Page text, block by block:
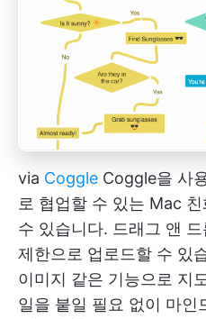
via Coggle Coggle을 사
로 협업할 수 있는 Mac
수 있습니다. 드래그 앤
제한으로 업로드할 수 있
이미지 같은 기능으로 지
일을 붙일 필요 없이 마인